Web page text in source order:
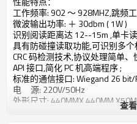
工作频率: 902 ～ 928MHZ,跳频工
微波输出功率: ＋ 30dbm ( 1W )
识别阅读距离达 12--15m ,单卡
具有防碰撞读取功能,可识别多个
CRC 码检测技术,协议处理简单
API 接口,简化 PC 机高端程序 ;
标准的通信接口: Wiegand 26
电 源: 220V/50Hz
外形尺寸: 440MMX 440MM查